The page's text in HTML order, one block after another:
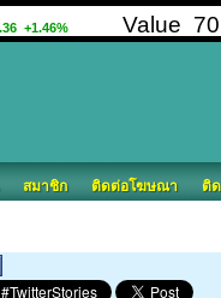
สมาชิก ติดต่อโฆษณา ติ